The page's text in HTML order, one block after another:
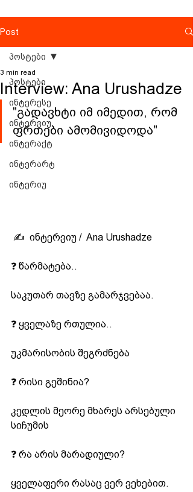
Post
პოსტები
ინტერესე
ინტერვიუ
ინტერაქტ
ინტერარტ
ინტერიუ
პოსტები
Interview: Ana Urushadze
3 min read
"გადავხტი იმ იმედით, რომ
ფრთები ამომივიდოდა"
✍️  ინტერვიუ /  Ana Urushadze
❓ წარმატება..
საკუთარ თავზე გამარჯვებაა.
❓ ყველაზე რთულია..
უკმარისობის შეგრძნება
❓ რისი გეშინია?
კედლის მეორე მხარეს არსებული
სიჩუმის
❓ რა არის მარადიული?
ყველაფერი რასაც ვერ ვეხებით.